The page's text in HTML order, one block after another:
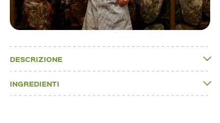
DESCRIZIONE
INGREDIENTI